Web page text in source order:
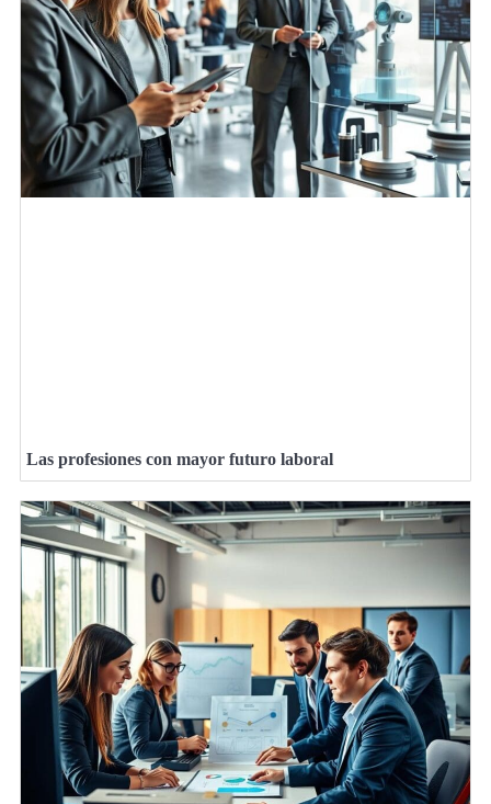
Las profesiones con mayor futuro laboral